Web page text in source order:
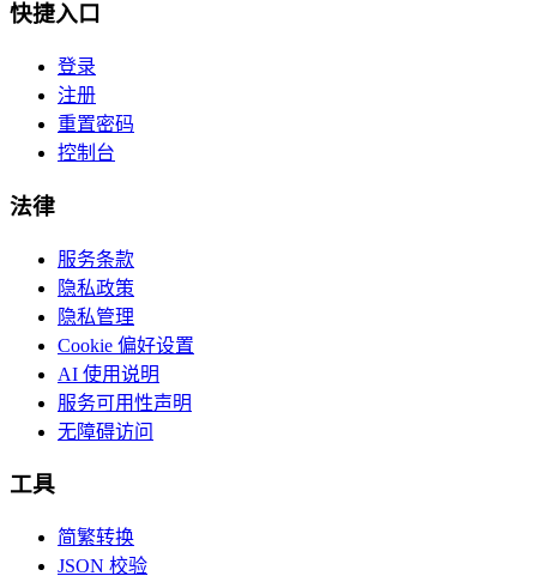
快捷入口
登录
注册
重置密码
控制台
法律
服务条款
隐私政策
隐私管理
Cookie 偏好设置
AI 使用说明
服务可用性声明
无障碍访问
工具
简繁转换
JSON 校验